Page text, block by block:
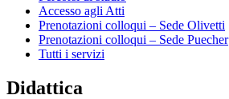
Accesso agli Atti
Prenotazioni colloqui – Sede Olivetti
Prenotazioni colloqui – Sede Puecher
Tutti i servizi
Didattica